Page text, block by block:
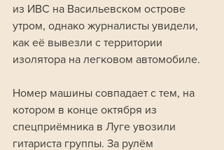
из ИВС на Васильевском острове
утром, однако журналисты увидели,
как её вывезли с территории
изолятора на легковом автомобиле.
Номер машины совпадает с тем, на
котором в конце октября из
спецприёмника в Луге увозили
гитариста группы. За рулём